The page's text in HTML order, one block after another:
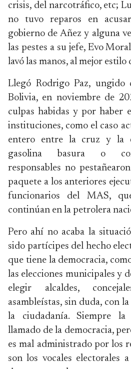
crisis, del narcotráfico, etc;
no tuvo reparos en
gobierno de Añez y alguna
las pestes a su jefe, Evo
lavó las manos, al mejor estilo
Llegó Rodrigo Paz, ungido
Bolivia, en noviembre de
culpas habidas y por haber
instituciones, como el caso
entero entre la cruz y la
gasolina basura o
responsables no
paquete a los anteriores
funcionarios del MAS,
continúan en la petrolera
Pero ahí no acaba la
sido partícipes del hecho
que tiene la democracia,
las elecciones municipales y
elegir alcaldes,
asambleístas, sin duda, con
la ciudadanía. Siempre
llamado de la democracia,
es mal administrado por los
son los vocales electorales